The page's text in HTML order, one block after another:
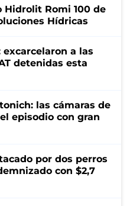
Hidrolit Romi 100 de
Hídricas
a las
detenidas esta
las cámaras de
episodio con gran
por dos perros
con $2,7